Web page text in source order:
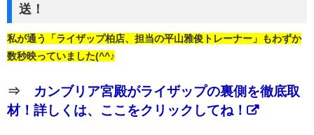
送！
私が通う「ライザップ柏店、担当の平山雅俊トレーナー」もわずか
数秒映っていました(^^♪
⇒ カンブリア宮殿がライザップの裏側を徹底取
材！詳しくは、ここをクリックしてね！